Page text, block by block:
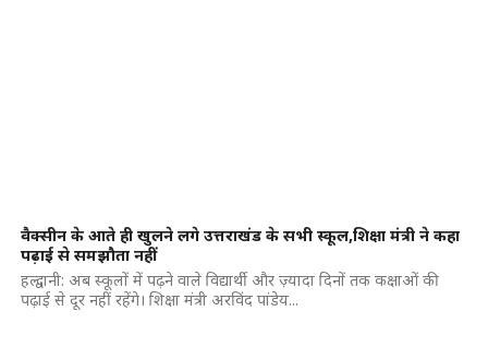
वैक्सीन के आते ही खुलने लगे उत्तराखंड के सभी स्कूल,शिक्षा मंत्री ने कहा
पढ़ाई से समझौता नहीं
हल्द्वानी: अब स्कूलों में पढ़ने वाले विद्यार्थी और ज़्यादा दिनों तक कक्षाओं की
पढ़ाई से दूर नहीं रहेंगे। शिक्षा मंत्री अरविंद पांडेय...